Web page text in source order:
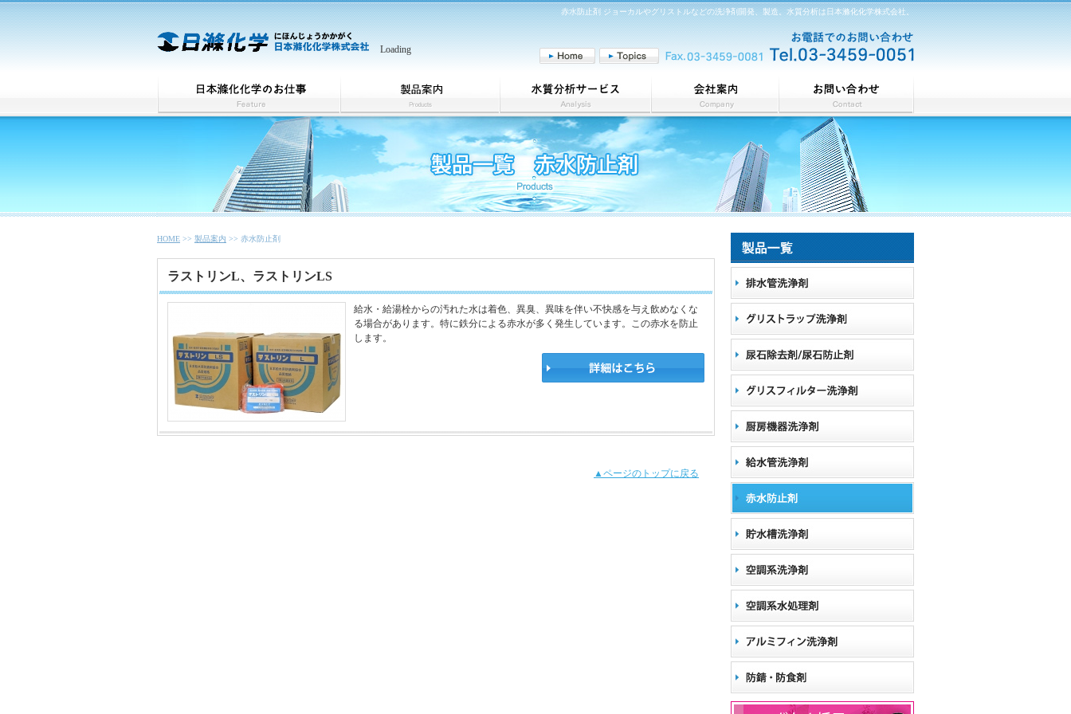
赤水防止剤 ジョーカルやグリストルなどの洗浄剤開発、製造。水質分析は日本滌化化学株式会社。
Loading
法人向け製品製造・販売
ホテル、飲食店、店舗の皆様
水質分析サービス
サービス詳細
HOME >> 製品案内 >> 赤水防止剤
ラストリンL、ラストリンLS
給水・給湯栓からの汚れた水は着色、異臭、異味を伴い不快感を与え飲めなくな
る場合があります。特に鉄分による赤水が多く発生しています。この赤水を防止
します。
▲ページのトップに戻る